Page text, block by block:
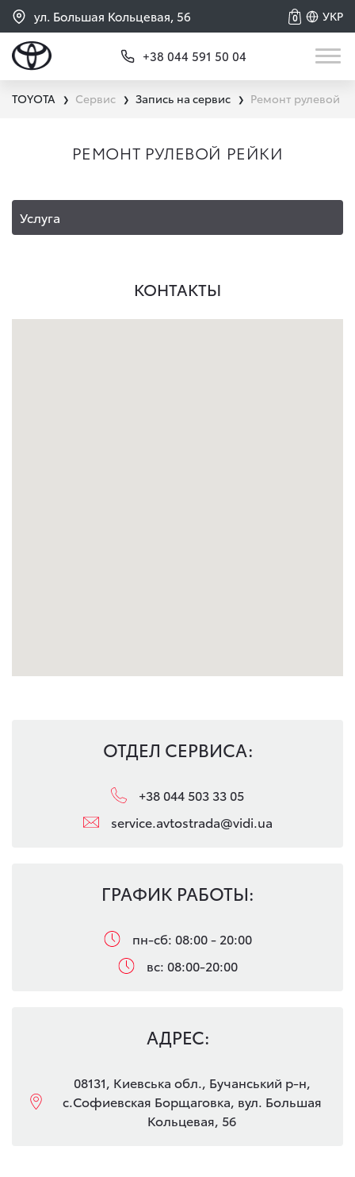
ул. Большая Кольцевая, 56 УКР
0
+38 044 591 50 04
TOYOTA ❯ Сервис ❯ Запись на сервис ❯ Ремонт рулевой
РЕМОНТ РУЛЕВОЙ РЕЙКИ
Услуга
КОНТАКТЫ
ОТДЕЛ СЕРВИСА:
+38 044 503 33 05
service.avtostrada@vidi.ua
ГРАФИК РАБОТЫ:
пн-сб: 08:00 - 20:00
вс: 08:00-20:00
АДРЕС:
08131, Киевська обл., Бучанський р-н,
с.Софиевская Борщаговка, вул. Большая
Кольцевая, 56